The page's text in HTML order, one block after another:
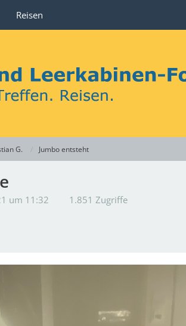
Reisen
G. Jumbo entsteht
um 11:32 1.851 Zugriffe